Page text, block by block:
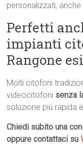
personalizzati,
Perfetti
impianti
Rangone
Molti citofoni
videocitofoni senza
soluzione più rapida
Chiedi subito una
oppure contattaci su